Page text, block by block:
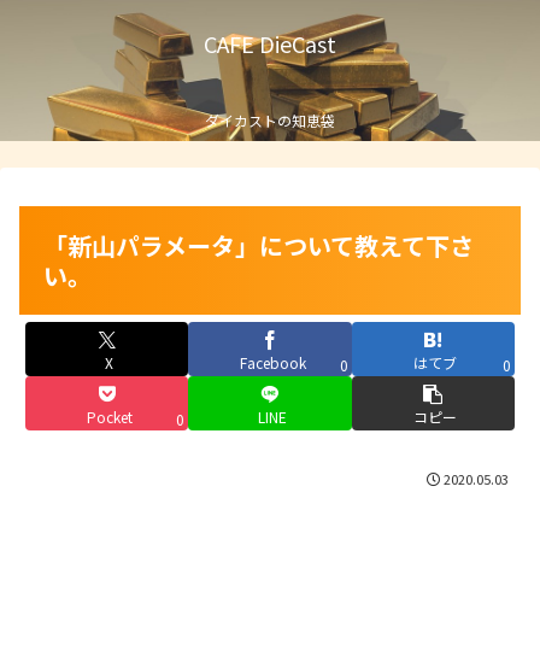
CAFE DieCast
ダイカストの知恵袋
「新山パラメータ」について教えて下さ
い。
X Facebook 0 はてブ 0
Pocket 0 LINE コピー
2020.05.03